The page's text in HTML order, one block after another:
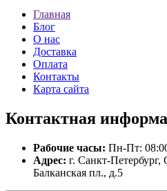
Главная
Блог
О нас
Доставка
Оплата
Контакты
Карта сайта
Контактная
Рабочие часы: Пн-Пт:
Адрес: г. Санкт-
Балканская пл., д.5